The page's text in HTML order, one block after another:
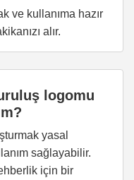
ve kullanıma hazır
alır.
logomu
yasal
sağlayabilir.
için bir